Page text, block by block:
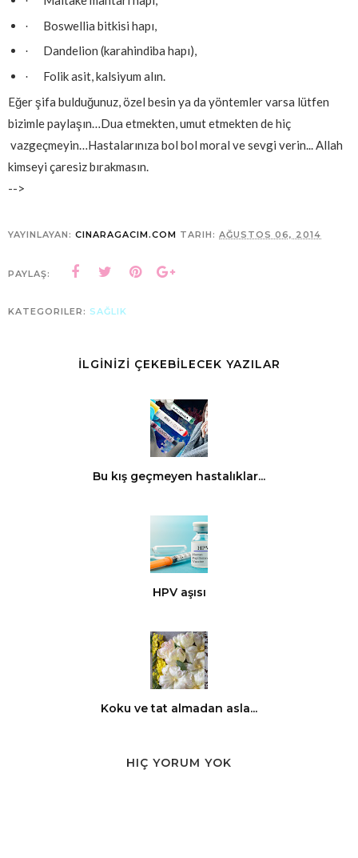
· Boswellia bitkisi hapı,
· Dandelion (karahindiba hapı),
·
Folik asit, kalsiyum alın.
Eğer şifa bulduğunuz, özel besin ya da yöntemler varsa lütfen
bizimle paylaşın…Dua etmekten, umut etmekten de hiç
vazgeçmeyin…Hastalarınıza bol bol moral ve sevgi verin... Allah
kimseyi çaresiz bırakmasın.
-->
YAYINLAYAN: CINARAGACIM.COM TARIH: AĞUSTOS 06, 2014
PAYLAŞ:
KATEGORILER: SAĞLIK
İLGİNİZİ ÇEKEBİLECEK YAZILAR
Bu kış geçmeyen hastalıklar...
HPV aşısı
Koku ve tat almadan asla...
HIÇ YORUM YOK